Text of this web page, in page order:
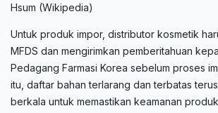
Hsum (Wikipedia)
Untuk produk impor, distributor kosmetik
MFDS dan mengirimkan pemberitahuan
Pedagang Farmasi Korea sebelum proses
itu, daftar bahan terlarang dan terbatas
berkala untuk memastikan keamanan